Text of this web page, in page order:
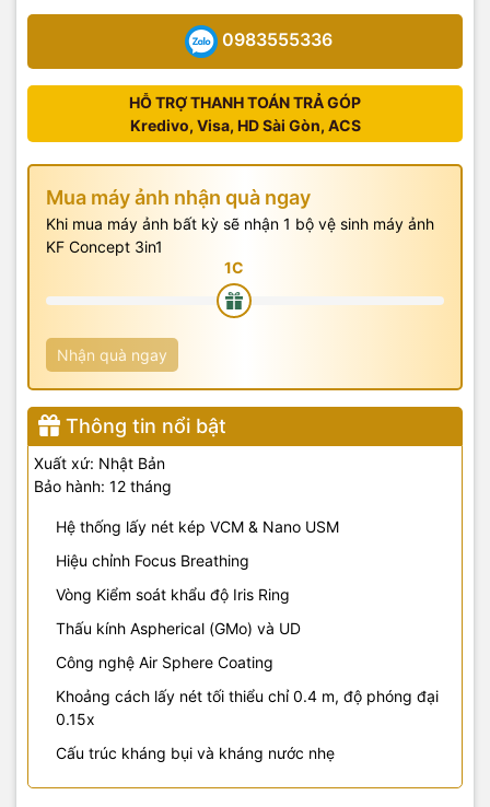
0983555336
HỖ TRỢ THANH TOÁN TRẢ GÓP
Kredivo, Visa, HD Sài Gòn, ACS
Mua máy ảnh nhận quà ngay
Khi mua máy ảnh bất kỳ sẽ nhận 1 bộ vệ sinh máy ảnh
KF Concept 3in1
Nhận quà ngay
Thông tin nổi bật
Xuất xứ: Nhật Bản
Bảo hành: 12 tháng
Hệ thống lấy nét kép VCM & Nano USM
Hiệu chỉnh Focus Breathing
Vòng Kiểm soát khẩu độ Iris Ring
Thấu kính Aspherical (GMo) và UD
Công nghệ Air Sphere Coating
Khoảng cách lấy nét tối thiểu chỉ 0.4 m, độ phóng đại
0.15x
Cấu trúc kháng bụi và kháng nước nhẹ